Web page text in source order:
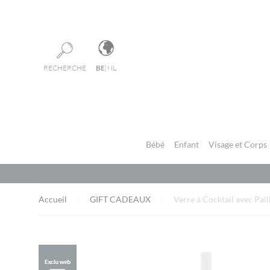
RECHERCHE BE| NL
Bébé Enfant Visage et Corps
Accueil GIFT CADEAUX Verre à Cocktail avec